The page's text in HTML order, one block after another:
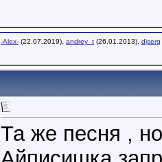
-Alex- (22.07.2019), andrey_t (26.01.2013), djserg
Та же песня ,